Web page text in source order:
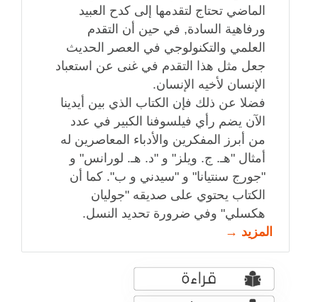
الماضي تحتاج لتقدمها إلى كدح العبيد
ورفاهية السادة, في حين أن التقدم
العلمي والتكنولوجي في العصر الحديث
جعل مثل هذا التقدم في غنى عن استعباد
الإنسان لأخيه الإنسان.
فضلا عن ذلك فإن الكتاب الذي بين أيدينا
الآن يضم رأي فيلسوفنا الكبير في عدد
من أبرز المفكرين والأدباء المعاصرين له
أمثال "هـ. ج. ويلز" و "د. هـ. لورانس" و
"جورج سنتيانا" و "سيدني و ب". كما أن
الكتاب يحتوي على صديقه "جوليان
هكسلي" وفي ضرورة تحديد النسل.
المزيد →